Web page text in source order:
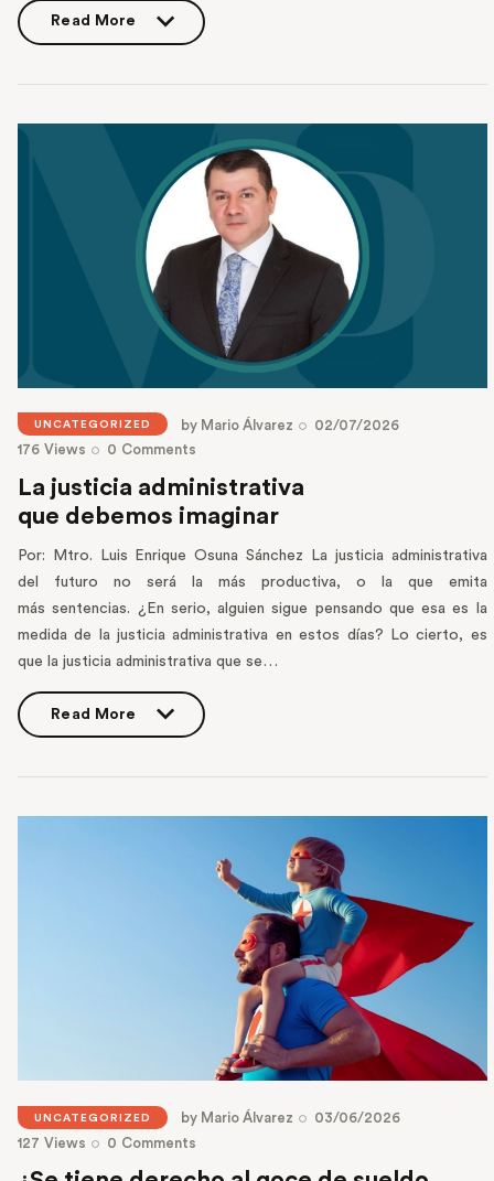
Read More
UNCATEGORIZED by Mario Álvarez
02/07/2026
176 Views 0 Comments
La justicia administrativa
que debemos imaginar
Por: Mtro. Luis Enrique Osuna Sánchez La justicia administrativa
del futuro no será la más productiva, o la que emita
más sentencias. ¿En serio, alguien sigue pensando que esa es la
medida de la justicia administrativa en estos días? Lo cierto, es
que la justicia administrativa que se…
Read More
UNCATEGORIZED by Mario Álvarez
03/06/2026
127 Views 0 Comments